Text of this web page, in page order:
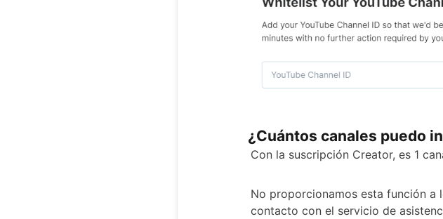
¿Cuántos canales puedo
Con la suscripción Creator, es 1
No proporcionamos esta función a
contacto con el servicio de